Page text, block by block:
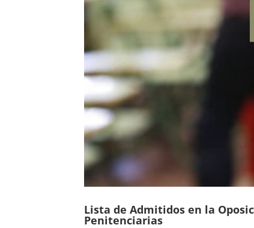
Lista de Admitidos en la
Penitenciarias